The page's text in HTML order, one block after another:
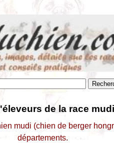
de la race
mudi (chien de berger
départements.